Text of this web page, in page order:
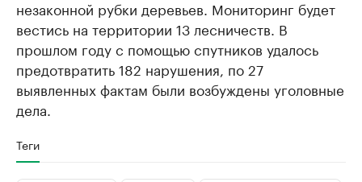
незаконной рубки деревьев. Мониторинг будет
вестись на территории 13 лесничеств. В
прошлом году с помощью спутников удалось
предотвратить 182 нарушения, по 27
выявленных фактам были возбуждены уголовные
дела.
Теги